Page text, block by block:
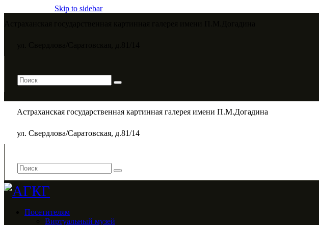
Skip to sidebar
Астраханская государственная картинная галерея имени П.М.Догадина​
ул. Свердлова/Саратовская, д.81/14
Посетителям
Виртуальный музей